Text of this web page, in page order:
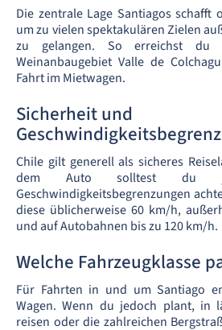
Die zentrale Lage Santiagos schafft
um zu vielen spektakulären Zielen
zu gelangen. So erreichst du
Weinanbaugebiet Valle de
Fahrt im Mietwagen.
Sicherheit und
Chile gilt generell als sicheres
dem Auto solltest du
Geschwindigkeitsbegrenzungen
diese üblicherweise 60 km/h,
und auf Autobahnen bis zu 120 km/h.
Welche Fahrzeugklasse
Für Fahrten in und um Santiago
Wagen. Wenn du jedoch plant, in
reisen oder die zahlreichen